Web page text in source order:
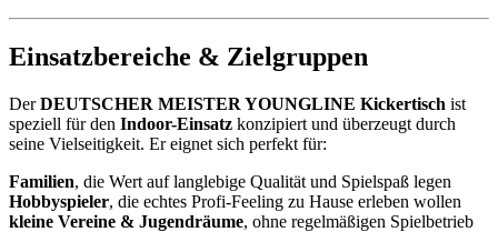
Einsatzbereiche & Zielgruppen
DerDEUTSCHER MEISTER YOUNGLINE Kickertisch ist
speziell für den Indoor-Einsatz konzipiert und überzeugt durch
seine Vielseitigkeit. Er eignet sich perfekt für:
Familien, die Wert auf langlebige Qualität und Spielspaß legen
Hobbyspieler, die echtes Profi-Feeling zu Hause erleben wollen
kleine Vereine & Jugendräume, ohne regelmäßigen Spielbetrieb